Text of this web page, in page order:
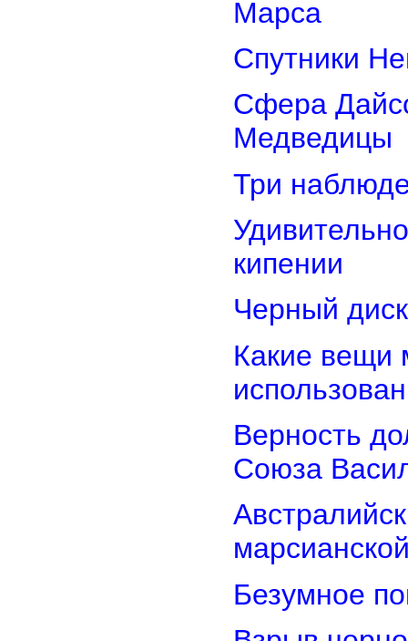
Марса
Спутники
Сфера
Медведицы
Три
кипении
Черный
Какие вещи
Верность
Союза
Безумное